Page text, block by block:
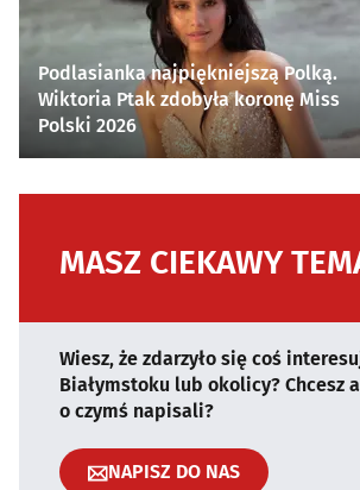
Podlasianka najpiękniejszą Polką.
Wiktoria Ptak zdobyła koronę Miss
Polski 2026
MASZ CIEKAWY
Wiesz, że zdarzyło się coś
Białymstoku lub okolicy? Chcesz
o czymś napisali?
NAPISZ DO NAS